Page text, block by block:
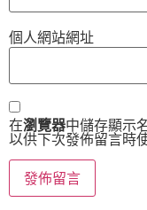
個人網站網址
在瀏覽器中儲存顯示
以供下次發佈留言時